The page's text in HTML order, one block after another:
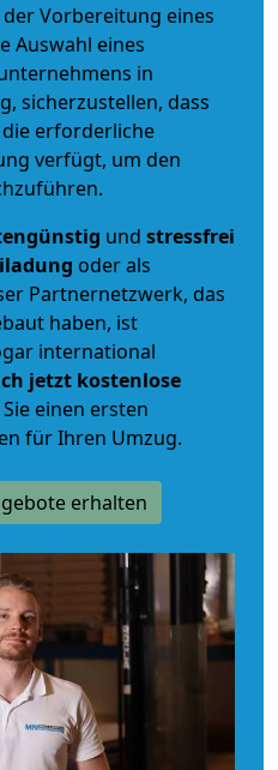
Vorbereitung eines
Auswahl eines
in
sicherzustellen, dass
erforderliche
verfügt, um den
und stressfrei
oder als
Partnernetzwerk, das
haben, ist
international
jetzt kostenlose
einen ersten
für Ihren Umzug.
erhalten